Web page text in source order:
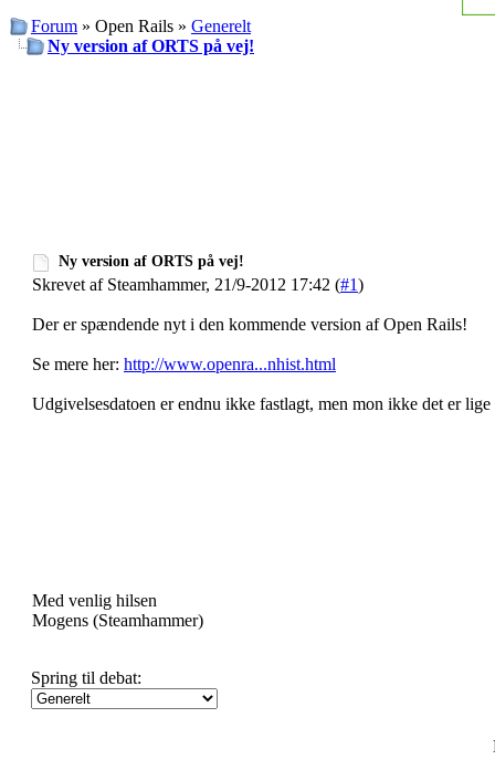
Forum » Open Rails » Generelt
Ny version af ORTS på vej!
Ny version af ORTS på vej!
Skrevet af Steamhammer, 21/9-2012 17:42 (#1)
Der er spændende nyt i den kommende version af Open Rails!
Se mere her: http://www.openra...nhist.html
Udgivelsesdatoen er endnu ikke fastlagt, men mon ikke det er
Med venlig hilsen
Mogens (Steamhammer)
Spring til debat: